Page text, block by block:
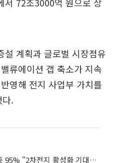
설 계획과 글로벌 시장점유
류에이션 갭 축소가 지속
영해 전지 사업부 가치를
.
에이프로, LG화학 매출 비중 95% "2차전지 활성화 기대"-한화투자증권